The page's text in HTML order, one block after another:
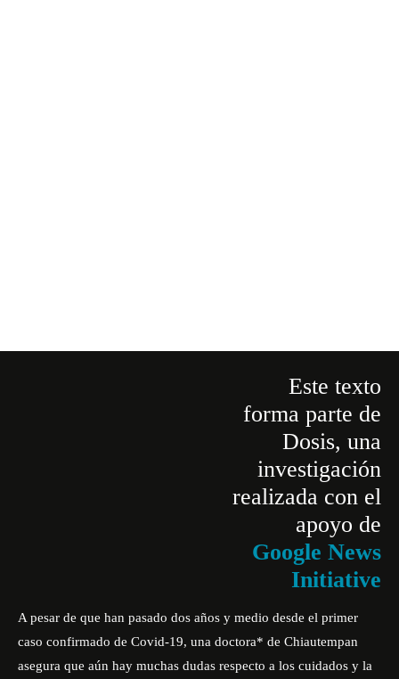
Este texto
forma parte de
Dosis, una
investigación
realizada con el
apoyo de
Google News
Initiative
A pesar de que han pasado dos años y medio desde el primer
caso confirmado de Covid-19, una doctora* de Chiautempan
asegura que aún hay muchas dudas respecto a los cuidados y la